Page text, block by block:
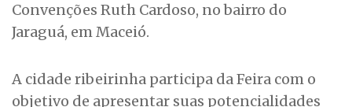
Convenções Ruth Cardoso, no bairro do
Jaraguá, em Maceió.
A cidade ribeirinha participa da Feira com o
objetivo de apresentar suas potencialidades